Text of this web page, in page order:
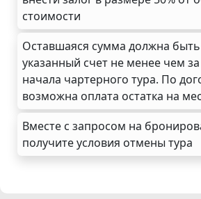
стоимости
Оставшаяся сумма должна
указанный счет не менее чем
начала чартерного тура. По
возможна оплата остатка на
Вместе с запросом на
получите условия отмены тура